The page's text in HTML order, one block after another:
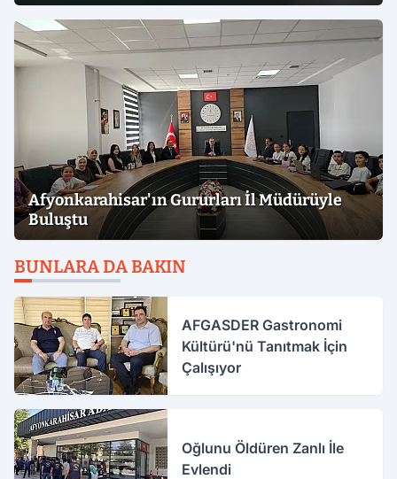
Afyonkarahisar'ın Gururları İl Müdürüyle
Buluştu
BUNLARA DA BAKIN
AFGASDER Gastronomi
Kültürü'nü Tanıtmak İçin
Çalışıyor
Oğlunu Öldüren Zanlı İle
Evlendi